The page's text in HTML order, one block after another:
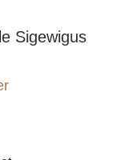
Sigewigus